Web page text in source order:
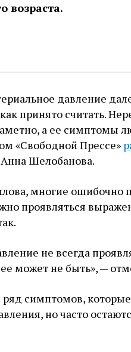
возраста.
давление
принято считать.
а ее симптомы
«Свободной Прессе»
Шелобанова.
многие ошибочно
проявляться
не всегда
может не быть», —
ряд симптомов,
но часто